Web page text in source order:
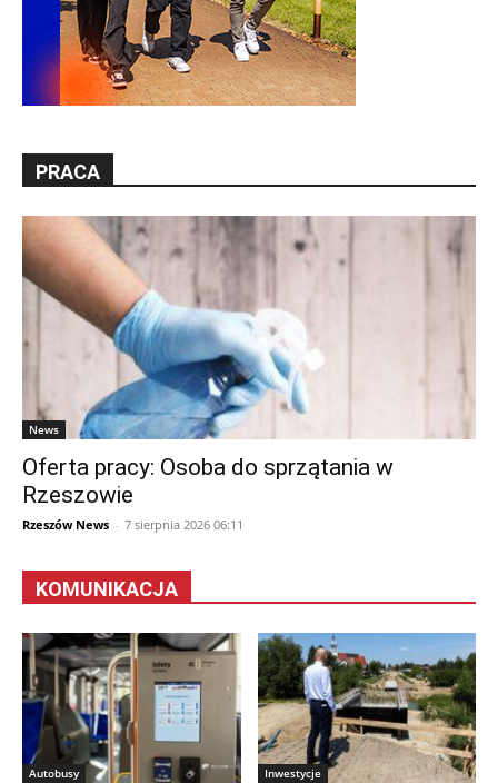
PRACA
News
Oferta pracy: Osoba do sprzątania w
Rzeszowie
Rzeszów News - 7 sierpnia 2026 06:11
KOMUNIKACJA
Autobusy Inwestycje